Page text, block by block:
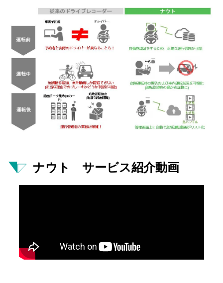
ナウト サービス紹介動画